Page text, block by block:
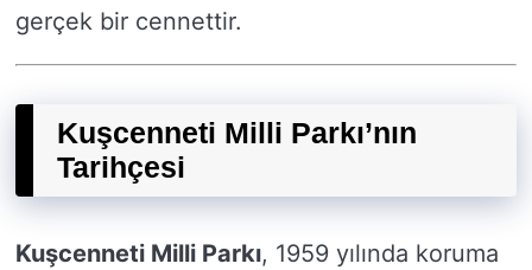
gerçek bir cennettir.
Kuşcenneti Milli Parkı’nın
Tarihçesi
Kuşcenneti Milli Parkı, 1959 yılında koruma